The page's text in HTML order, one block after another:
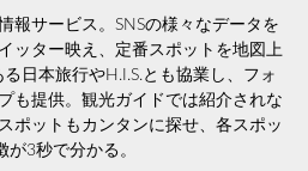
報サービス。SNSの様々なデータを
ッター映え、定番スポットを地図上
日本旅行やH.I.S.とも協業し、フォ
も提供。観光ガイドでは紹介されな
ポットもカンタンに探せ、各スポッ
が3秒で分かる。